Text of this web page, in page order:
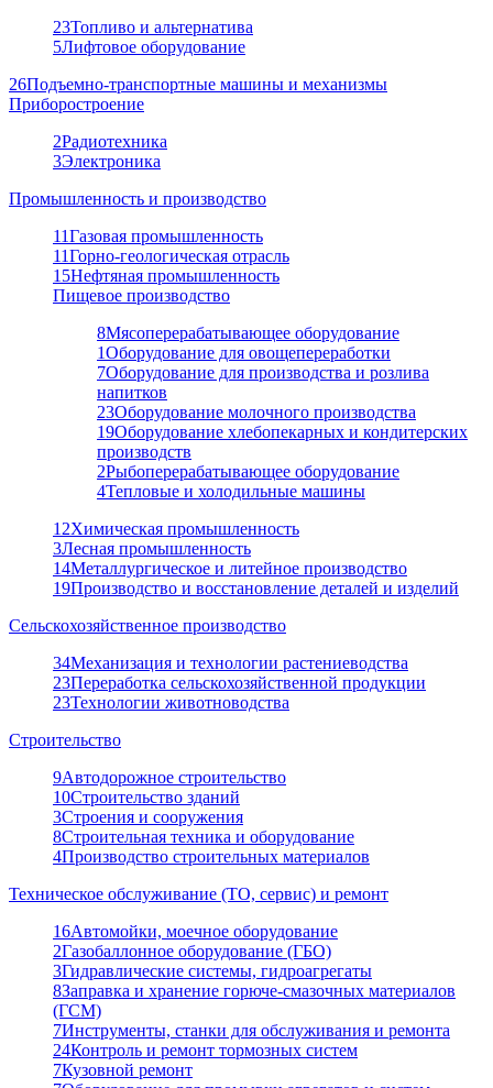
23Топливо и альтернатива
5Лифтовое оборудование
26Подъемно-транспортные машины и механизмы
Приборостроение
2Радиотехника
3Электроника
Промышленность и производство
11Газовая промышленность
11Горно-геологическая отрасль
15Нефтяная промышленность
Пищевое производство
8Мясоперерабатывающее оборудование
1Оборудование для овощепереработки
7Оборудование для производства и розлива
напитков
23Оборудование молочного производства
19Оборудование хлебопекарных и кондитерских
производств
2Рыбоперерабатывающее оборудование
4Тепловые и холодильные машины
12Химическая промышленность
3Лесная промышленность
14Металлургическое и литейное производство
19Производство и восстановление деталей и изделий
Сельскохозяйственное производство
34Механизация и технологии растениеводства
23Переработка сельскохозяйственной продукции
23Технологии животноводства
Строительство
9Автодорожное строительство
10Строительство зданий
3Строения и сооружения
8Строительная техника и оборудование
4Производство строительных материалов
Техническое обслуживание (ТО, сервис) и ремонт
16Автомойки, моечное оборудование
2Газобаллонное оборудование (ГБО)
3Гидравлические системы, гидроагрегаты
8Заправка и хранение горюче-смазочных материалов
(ГСМ)
7Инструменты, станки для обслуживания и ремонта
24Контроль и ремонт тормозных систем
7Кузовной ремонт